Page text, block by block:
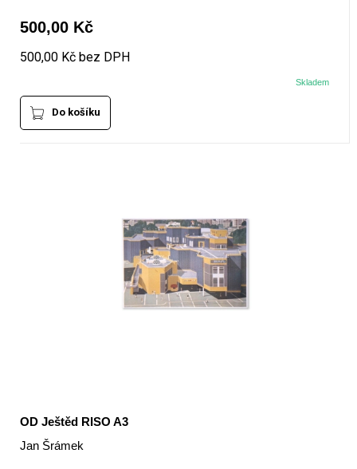
500,00 Kč
500,00 Kč bez DPH
Skladem
Do košíku
OD Ještěd RISO A3
Jan Šrámek